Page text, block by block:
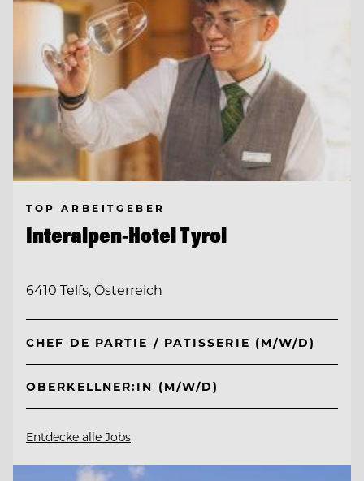
TOP ARBEITGEBER
Interalpen-Hotel Tyrol
6410 Telfs, Österreich
CHEF DE PARTIE / PATISSERIE (M/W/D)
OBERKELLNER:IN (M/W/D)
Entdecke alle Jobs